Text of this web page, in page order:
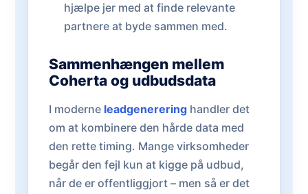
hjælpe jer med at finde relevante
partnere at byde sammen med.
Sammenhængen mellem
Coherta og udbudsdata
I moderne leadgenerering handler det
om at kombinere den hårde data med
den rette timing. Mange virksomheder
begår den fejl kun at kigge på udbud,
når de er offentliggjort – men så er det